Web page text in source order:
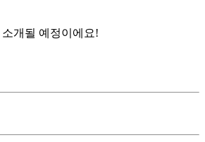
개될 예정이에요!